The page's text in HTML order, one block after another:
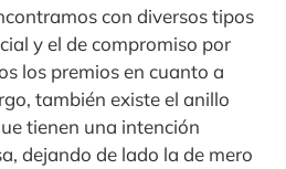
con diversos tipos
y el de compromiso por
los premios en cuanto a
también existe el anillo
tienen una intención
dejando de lado la de mero